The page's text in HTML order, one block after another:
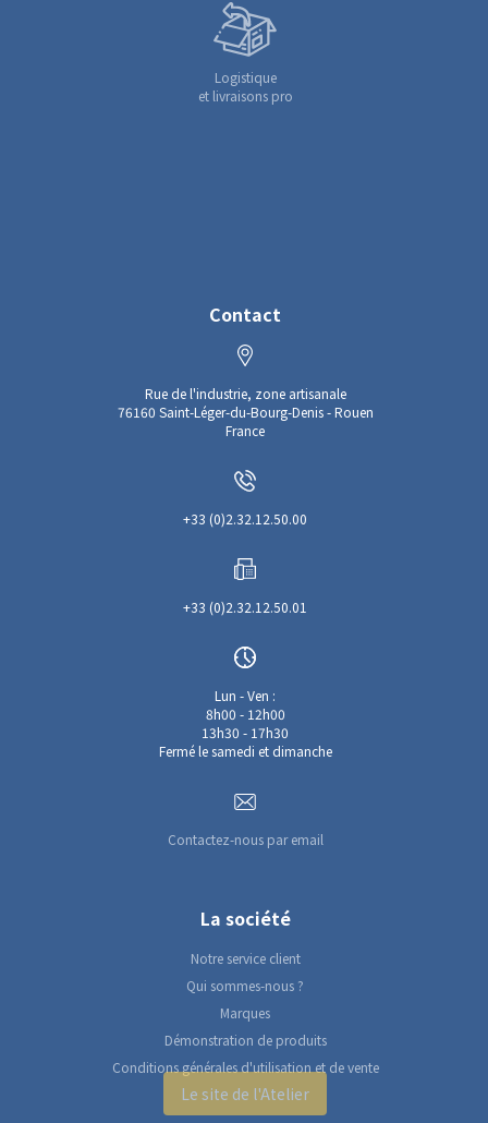
Logistique
et livraisons pro
Contact
Rue de l'industrie, zone artisanale
76160 Saint-Léger-du-Bourg-Denis - Rouen
France
+33 (0)2.32.12.50.00
+33 (0)2.32.12.50.01
Lun - Ven :
8h00 - 12h00
13h30 - 17h30
Fermé le samedi et dimanche
Contactez-nous par email
La société
Notre service client
Qui sommes-nous ?
Marques
Démonstration de produits
Conditions générales d'utilisation et de vente
Le site de l'Atelier